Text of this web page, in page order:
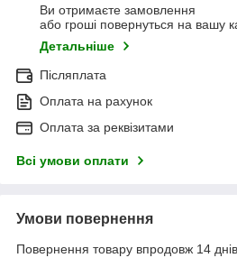
Ви отримаєте замовлення
або гроші повернуться на вашу
Детальніше
Післяплата
Оплата на рахунок
Оплата за реквізитами
Всі умови оплати
Умови повернення
Повернення товару впродовж 14